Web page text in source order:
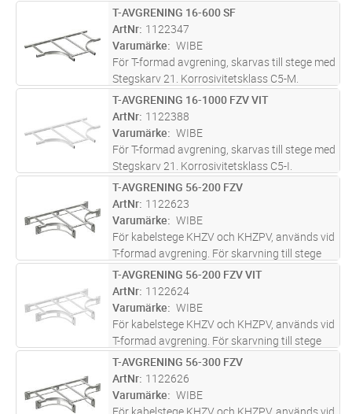
ST Lägg i kundvagn
T-AVGRENING 16-600 SF
ArtNr 1122347
Varumärke
WIBE
För T-formad avgrening, skarvas till stege med
Stegskarv 21. Korrosivitetsklass C5-M.
ST Lägg i kundvagn
T-AVGRENING 16-1000 FZV VIT
ArtNr 1122388
Varumärke
WIBE
För T-formad avgrening, skarvas till stege med
Stegskarv 21. Korrosivitetsklass C5-I.
ST Lägg i kundvagn
T-AVGRENING 56-200 FZV
ArtNr 1122623
Varumärke
WIBE
För kabelstege KHZV och KHZPV, används vid
T-formad avgrening. För skarvning till stege
används Skarv-/Skruvsats KHZV.
Korrosivitetsklass C3-C4.
ST Lägg i kundvagn
T-AVGRENING 56-200 FZV VIT
ArtNr 1122624
Varumärke
WIBE
För kabelstege KHZV och KHZPV, används vid
T-formad avgrening. För skarvning till stege
används Skarv-/Skruvsats KHZV.
Korrosivitetsklass C5-I.
ST Lägg i kundvagn
T-AVGRENING 56-300 FZV
ArtNr 1122626
Varumärke
WIBE